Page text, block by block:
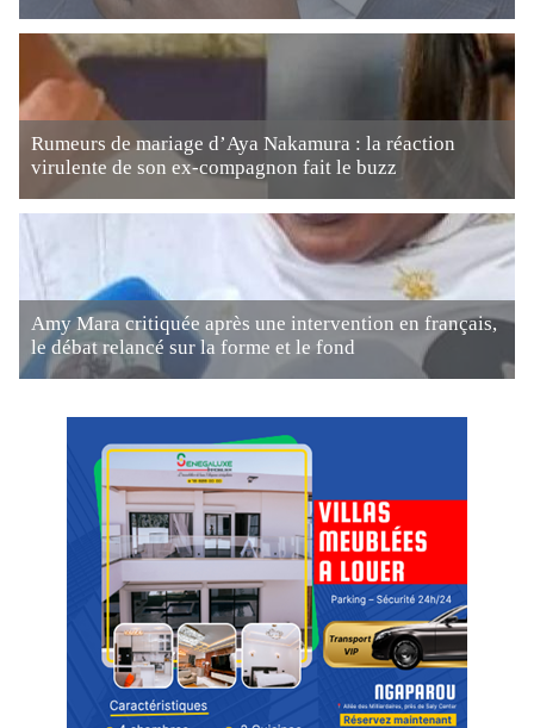
Rumeurs de mariage d’Aya Nakamura : la réaction
virulente de son ex-compagnon fait le buzz
Amy Mara critiquée après une intervention en français,
le débat relancé sur la forme et le fond